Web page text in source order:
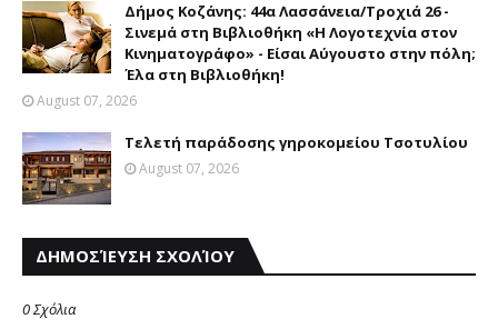
Δήμος Κοζάνης: 44α Λασσάνεια/Τροχιά 26 -
Σινεμά στη Βιβλιοθήκη «Η Λογοτεχνία στον
Κινηματογράφο» - Είσαι Αύγουστο στην πόλη;
Έλα στη Βιβλιοθήκη!
August 07, 2026
Τελετή παράδοσης γηροκομείου Τσοτυλίου
August 07, 2026
ΔΗΜΟΣΊΕΥΣΗ ΣΧΟΛΊΟΥ
0 Σχόλια